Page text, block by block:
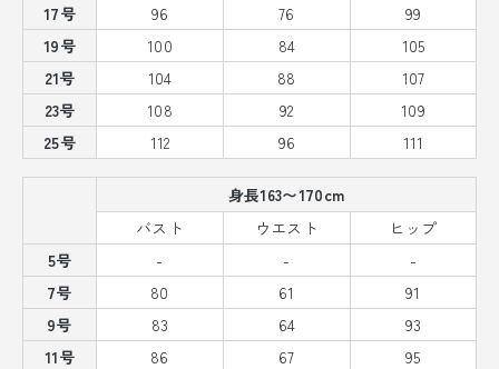
17号
96 76
99
19号
100 84
105
21号
104 88
107
23号
108 92
109
25号
112 96 111
身長163〜170cm
バスト
ウエスト
ヒップ
5号
- -
-
7号
80 61
91
9号
83 64
93
11号
86 67
95